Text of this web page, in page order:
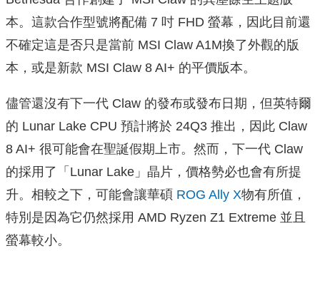
本。這款合作型號將配備 7 吋 FHD 螢幕，因此目前還
不確定這是否只是當前 MSI Claw A1M換了外觀的版
本，或是新款 MSI Claw 8 AI+ 的平價版本。
儘管還沒有下一代 Claw 的發布或發布日期，但英特爾
的 Lunar Lake CPU 預計將於 24Q3 推出，因此 Claw
8 AI+ 很可能會在聖誕假期上市。然而，下一代 Claw
的採用了「Lunar Lake」晶片，價格勢必也會有所提
升。相較之下，可能會讓華碩 ROG Ally X物有所值，
特別是因為它仍然採用 AMD Ryzen Z1 Extreme 並且
螢幕較小。